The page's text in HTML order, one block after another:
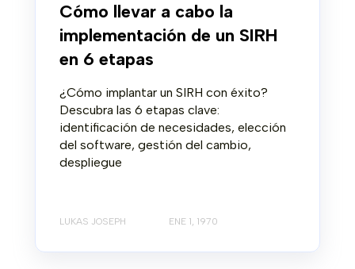
Cómo llevar a cabo la
implementación de un SIRH
en 6 etapas
¿Cómo implantar un SIRH con éxito?
Descubra las 6 etapas clave:
identificación de necesidades, elección
del software, gestión del cambio,
despliegue
LUKAS JOSEPH ENE 1, 1970